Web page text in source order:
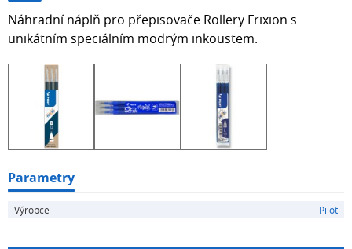
Náhradní náplň pro přepisovače Rollery Frixion s
unikátním speciálním modrým inkoustem.
Parametry
Výrobce Pilot